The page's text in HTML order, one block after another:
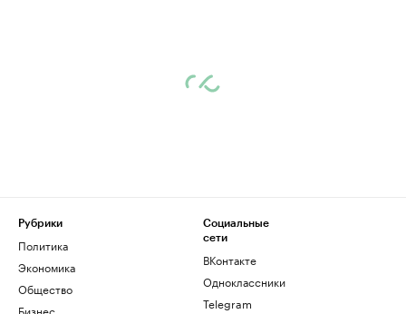
Рубрики
Политика
Экономика
Общество
Бизнес
Социальные
сети
ВКонтакте
Одноклассники
Telegram